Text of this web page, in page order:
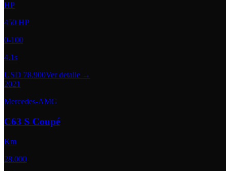
HP
450 HP
0-100
4.1s
USD 78.900Ver detalle →
2021
Mercedes-AMG
C63 S Coupé
Km
28.000